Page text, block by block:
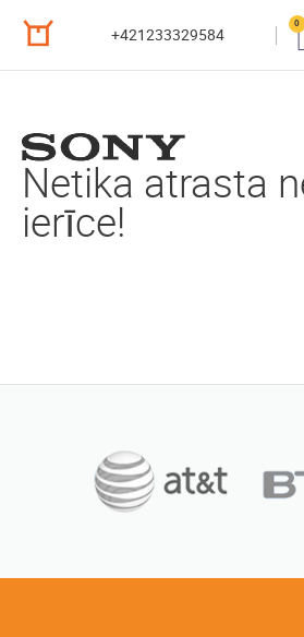
+421233329584
0
Netika atrasta
ierīce!